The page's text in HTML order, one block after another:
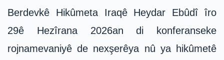
Berdevkê Hikûmeta Iraqê Heydar Ebûdî îro
29ê Hezîrana 2026an di konferanseke
rojnamevaniyê de nexşerêya nû ya hikûmetê